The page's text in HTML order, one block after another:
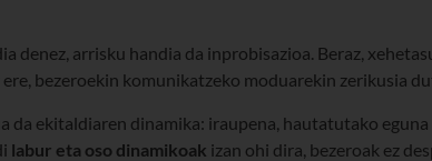
denez, arrisku handia da inprobisazioa. Beraz,
bezeroekin komunikatzeko moduarekin zerikusia
da ekitaldiaren dinamika: iraupena, hautatutako
labur eta oso dinamikoak izan ohi dira, bezeroak ez